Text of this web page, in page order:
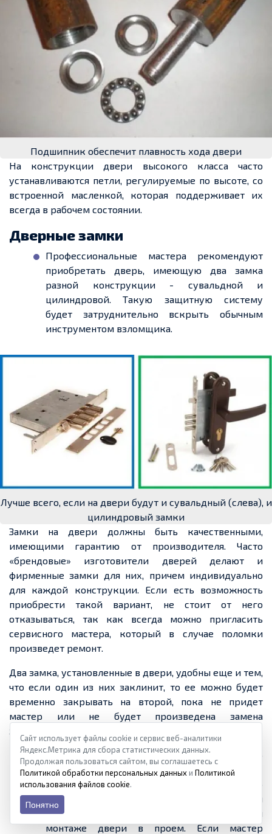
Подшипник обеспечит плавность хода двери
На конструкции двери высокого класса часто
устанавливаются петли, регулируемые по высоте, со
встроенной масленкой, которая поддерживает их
всегда в рабочем состоянии.
Дверные замки
Профессиональные мастера рекомендуют
приобретать дверь, имеющую два замка
разной конструкции - сувальдной и
цилиндровой. Такую защитную систему
будет затруднительно вскрыть обычным
инструментом взломщика.
Лучше всего, если на двери будут и сувальдный (слева), и
цилиндровый замки
Замки на двери должны быть качественными,
имеющими гарантию от производителя. Часто
«брендовые» изготовители дверей делают и
фирменные замки для них, причем индивидуально
для каждой конструкции. Если есть возможность
приобрести такой вариант, не стоит от него
отказываться, так как всегда можно пригласить
сервисного мастера, который в случае поломки
произведет ремонт.
Два замка, установленные в двери, удобны еще и тем,
что если один из них заклинит, то ее можно будет
временно закрывать на второй, пока не придет
мастер или не будет произведена замена
закрывающего устройства.
На металлические двери часто
устанавливают сувальдные замки «крабовой»
конструкции, которые себя хорошо
зарекомендовали. Очень важно, что этот тип
замка требует правильной установки при
монтаже двери в проем. Если мастер
Сайт использует файлы cookie и сервис веб-аналитики
Яндекс.Метрика для сбора статистических данных.
Продолжая пользоваться сайтом, вы соглашаетесь с
Политикой обработки персональных данных и Политикой
использования файлов cookie.
Понятно